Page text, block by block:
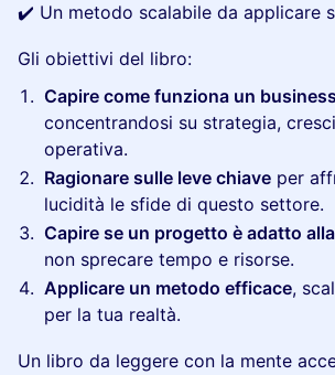
✔️ Un metodo scalabile da applicare
Gli obiettivi del libro:
Capire come funziona un
concentrandosi su strategia,
operativa.
Ragionare sulle leve chiave per
lucidità le sfide di questo settore.
Capire se un progetto è adatto
non sprecare tempo e risorse.
Applicare un metodo efficace,
per la tua realtà.
Un libro da leggere con la mente